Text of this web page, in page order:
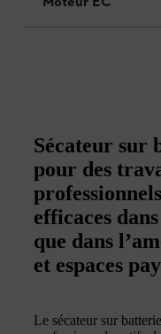
Sécateur sur
pour des
efficaces
que dans
et espaces
Le sécateur sur